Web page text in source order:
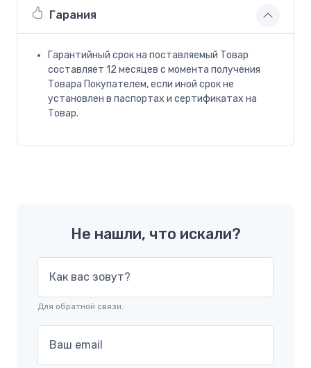
Гарания
Гарантийный срок на поставляемый Товар
составляет 12 месяцев с момента получения
Товара Покупателем, если иной срок не
установлен в паспортах и сертификатах на
Товар.
Не нашли, что искали?
Как вас зовут?
Для обратной связи.
Ваш email